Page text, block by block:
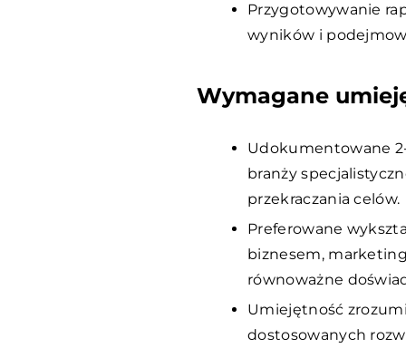
Przygotowywanie
wyników i
Wymagane
Udokumentowane
branży
przekraczania celów.
Preferowane
biznesem,
równoważne
Umiejętność
dostosowanych